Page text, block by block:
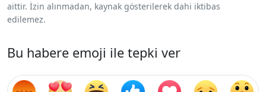
aittir. İzin alınmadan, kaynak gösterilerek dahi iktibas
edilemez.
Bu habere emoji ile tepki ver